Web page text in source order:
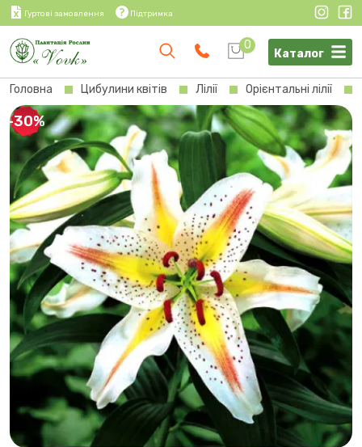
Гуртові замовлення Підтримка
0
Каталог
Головна Цибулини квітів Лілії Орієнтальні лілії
-30%